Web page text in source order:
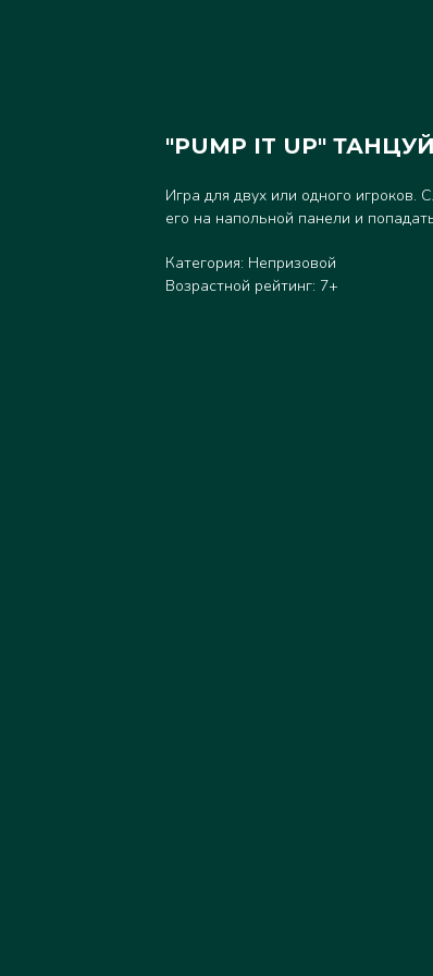
"PUMP IT UP"
Игра для двух или одного игроков.
его на напольной панели и
Категория: Непризовой
Возрастной рейтинг: 7+